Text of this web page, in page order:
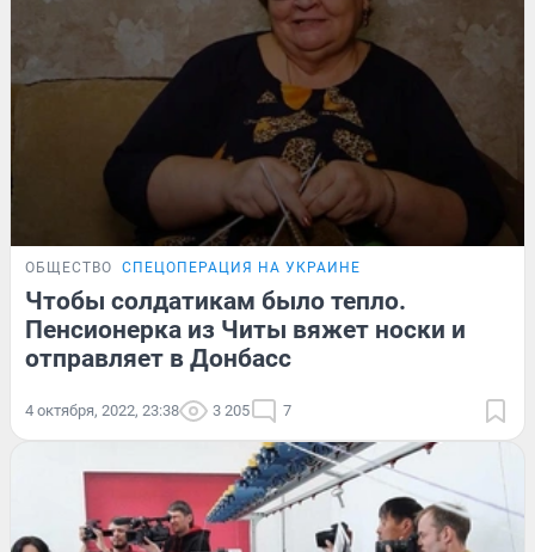
ОБЩЕСТВО СПЕЦОПЕРАЦИЯ НА УКРАИНЕ
Чтобы солдатикам было тепло.
Пенсионерка из Читы вяжет носки и
отправляет в Донбасс
4 октября, 2022, 23:38 3 205 7